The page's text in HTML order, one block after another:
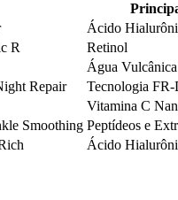
Ácido
R Retinol
Água
Repair Tecnologia
Vitamina C
Smoothing Peptídeos e
Ácido